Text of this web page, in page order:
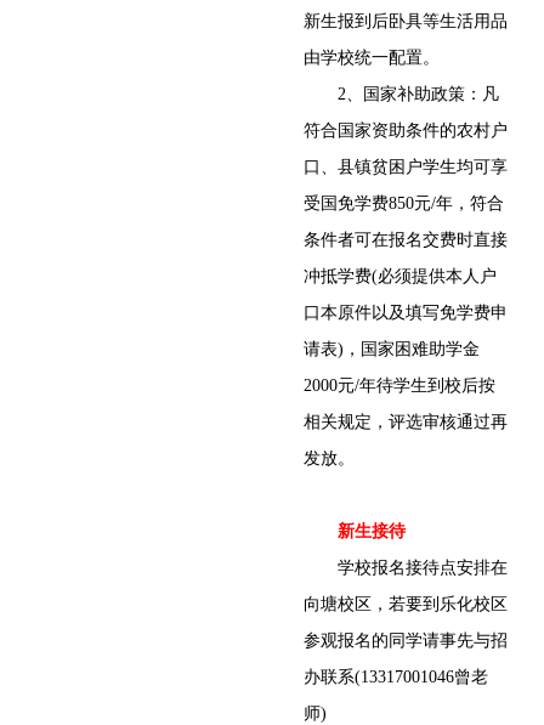
新生报到后卧具等生活用品
由学校统一配置。
2、国家补助政策：凡
符合国家资助条件的农村户
口、县镇贫困户学生均可享
受国免学费850元/年，符合
条件者可在报名交费时直接
冲抵学费(必须提供本人户
口本原件以及填写免学费申
请表)，国家困难助学金
2000元/年待学生到校后按
相关规定，评选审核通过再
发放。
新生接待
学校报名接待点安排在
向塘校区，若要到乐化校区
参观报名的同学请事先与招
办联系(13317001046曾老
师)